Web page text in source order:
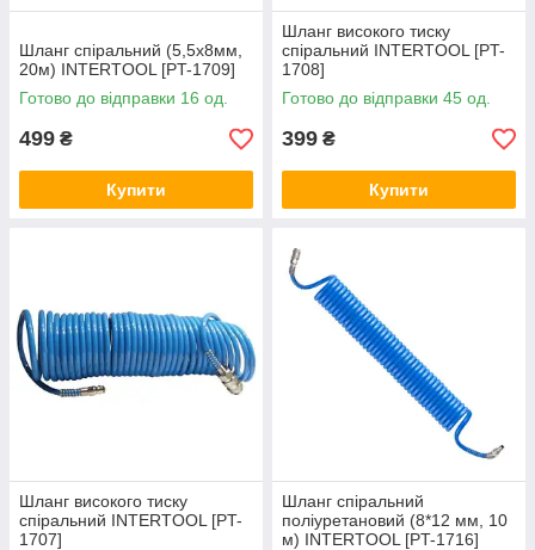
Шланг спіральний (5,5x8мм,
20м) INTERTOOL [PT-1709]
Готово до відправки 16 од.
499 ₴
Купити
Шланг високого тиску
спіральний INTERTOOL [PT-
1708]
Готово до відправки 45 од.
399 ₴
Купити
Шланг високого тиску
спіральний INTERTOOL [PT-
1707]
Шланг спіральний
поліуретановий (8*12 мм, 10
м) INTERTOOL [PT-1716]